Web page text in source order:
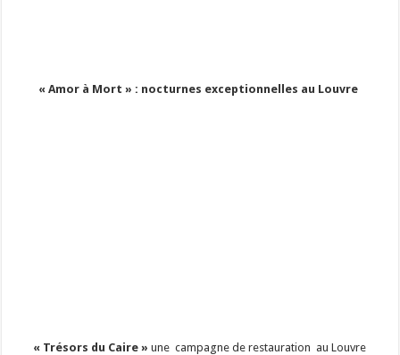
« Amor à Mort » : nocturnes exceptionnelles au Louvre
« Trésors du Caire »une campagne de restauration au Louvre